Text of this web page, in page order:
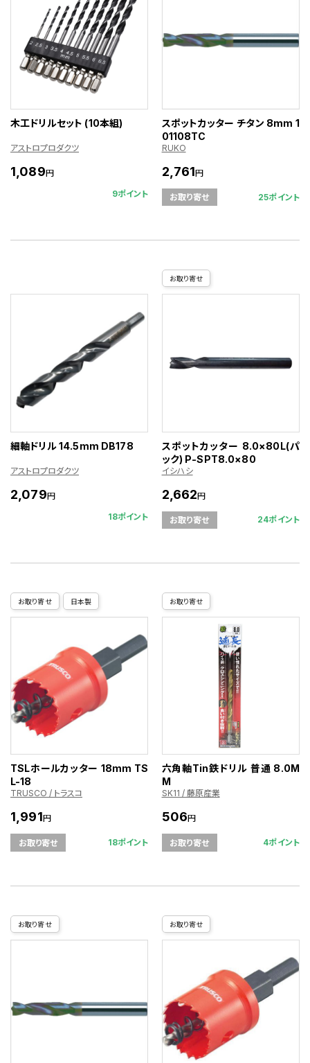
木工ドリルセット (10本組)
アストロプロダクツ
1,089円
9ポイント
スポットカッター チタン 8mm 1
01108TC
RUKO
2,761円
お取り寄せ 25ポイント
細軸ドリル 14.5mm DB178
アストロプロダクツ
2,079円
18ポイント
お取り寄せ
スポットカッター 8.0×80L(パ
ック) P-SPT8.0×80
イシハシ
2,662円
お取り寄せ 24ポイント
お取り寄せ 日本製
TSLホールカッター 18mm TS
L-18
TRUSCO / トラスコ
1,991円
お取り寄せ 18ポイント
お取り寄せ
六角軸Tin鉄ドリル 普通 8.0M
M
SK11 / 藤原産業
506円
お取り寄せ 4ポイント
お取り寄せ お取り寄せ